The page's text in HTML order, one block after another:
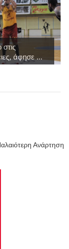
άφησε ...
Ανάρτηση